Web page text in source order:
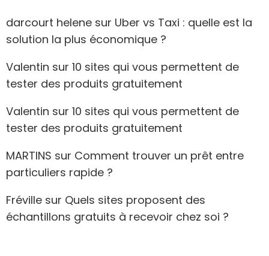
darcourt helene sur Uber vs Taxi : quelle est la
solution la plus économique ?
Valentin sur 10 sites qui vous permettent de
tester des produits gratuitement
Valentin sur 10 sites qui vous permettent de
tester des produits gratuitement
MARTINS sur Comment trouver un prêt entre
particuliers rapide ?
Fréville sur Quels sites proposent des
échantillons gratuits à recevoir chez soi ?